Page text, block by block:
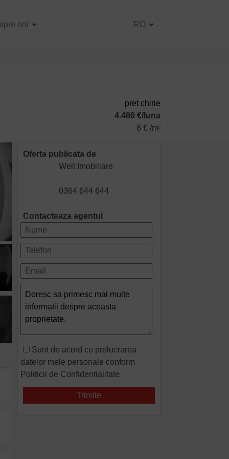
noi RO
pret chirie
4.480 €/luna
8 € /m2
Oferta publicata de
Welt Imobiliare
0364 644 644
Contacteaza agentul
Sunt de acord cu prelucrarea
datelor mele personale conform
Politicii de Confidentialitate